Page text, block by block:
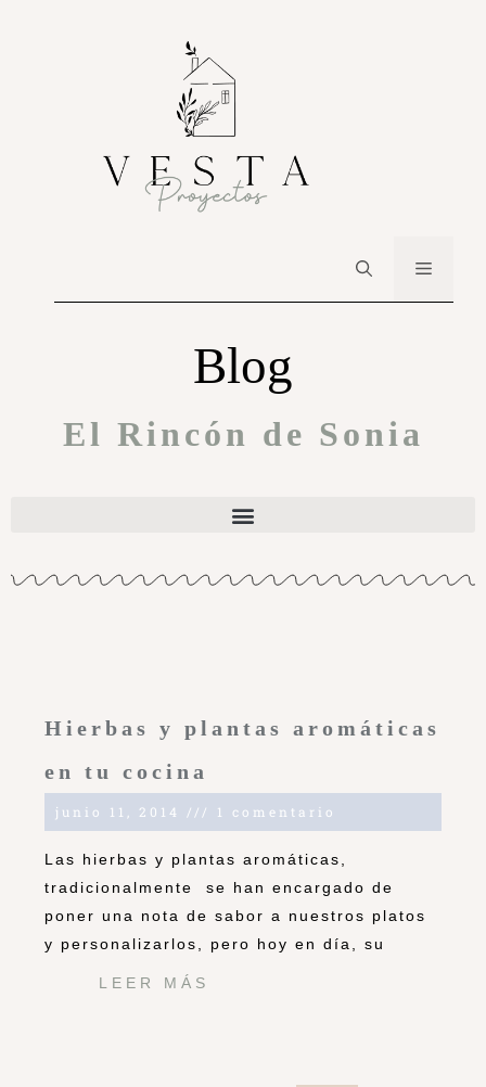
Blog
El Rincón de Sonia
Hierbas y plantas aromáticas
en tu cocina
junio 11, 2014 1 comentario
Las hierbas y plantas aromáticas,
tradicionalmente se han encargado de
poner una nota de sabor a nuestros platos
y personalizarlos, pero hoy en día, su
LEER MÁS